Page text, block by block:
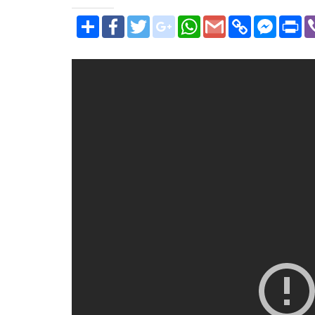
SHARE FACEBOOKTWITTERGOOGLE_PLUS
WHATSAPP
GMAIL
COPY
LINK
FACEBOOK